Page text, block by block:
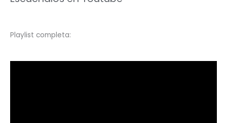
Playlist completa: